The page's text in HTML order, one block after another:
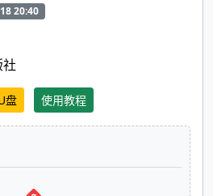
20:40
盘 使用教程